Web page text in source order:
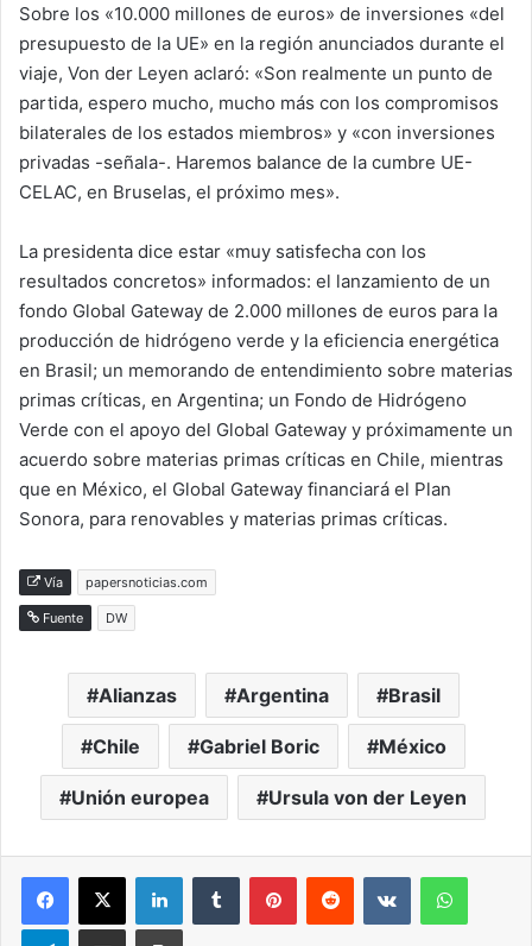
Sobre los «10.000 millones de euros» de inversiones «del
presupuesto de la UE» en la región anunciados durante el
viaje, Von der Leyen aclaró: «Son realmente un punto de
partida, espero mucho, mucho más con los compromisos
bilaterales de los estados miembros» y «con inversiones
privadas -señala-. Haremos balance de la cumbre UE-
CELAC, en Bruselas, el próximo mes».
La presidenta dice estar «muy satisfecha con los
resultados concretos» informados: el lanzamiento de un
fondo Global Gateway de 2.000 millones de euros para la
producción de hidrógeno verde y la eficiencia energética
en Brasil; un memorando de entendimiento sobre materias
primas críticas, en Argentina; un Fondo de Hidrógeno
Verde con el apoyo del Global Gateway y próximamente un
acuerdo sobre materias primas críticas en Chile, mientras
que en México, el Global Gateway financiará el Plan
Sonora, para renovables y materias primas críticas.
Vía papersnoticias.com
Fuente DW
Alianzas Argentina Brasil
Chile Gabriel Boric México
Unión europea Ursula von der Leyen
LinkedInTumblr PinterestReddit VKontakte
TelegramCompartir via correo electrónicoImpresión